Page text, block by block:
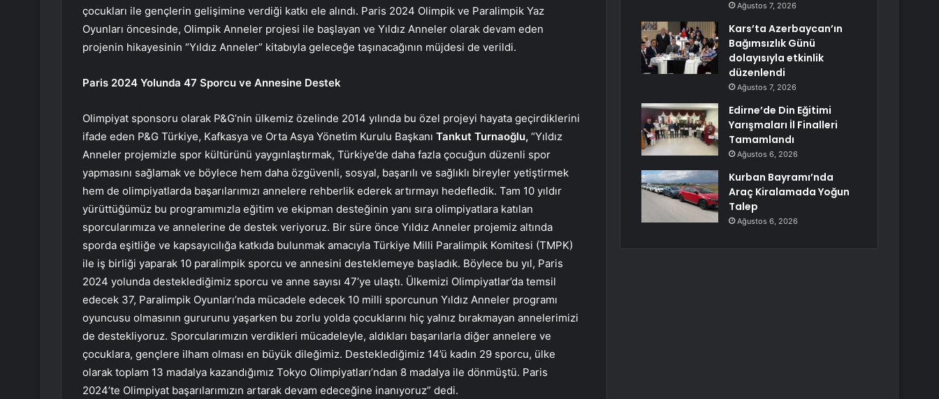
çocukları ile gençlerin gelişimine verdiği katkı ele alındı. Paris 2024 Olimpik ve Paralimpik Yaz
Oyunları öncesinde, Olimpik Anneler projesi ile başlayan ve Yıldız Anneler olarak devam eden
projenin hikayesinin “Yıldız Anneler” kitabıyla geleceğe taşınacağının müjdesi de verildi.
Paris 2024 Yolunda 47 Sporcu ve Annesine Destek
Olimpiyat sponsoru olarak P&G’nin ülkemiz özelinde 2014 yılında bu özel projeyi hayata geçirdiklerini
ifade eden P&G Türkiye, Kafkasya ve Orta Asya Yönetim Kurulu Başkanı Tankut Turnaoğlu, “Yıldız
Anneler projemizle spor kültürünü yaygınlaştırmak, Türkiye’de daha fazla çocuğun düzenli spor
yapmasını sağlamak ve böylece hem daha özgüvenli, sosyal, başarılı ve sağlıklı bireyler yetiştirmek
hem de olimpiyatlarda başarılarımızı annelere rehberlik ederek artırmayı hedefledik. Tam 10 yıldır
yürüttüğümüz bu programımızla eğitim ve ekipman desteğinin yanı sıra olimpiyatlara katılan
sporcularımıza ve annelerine de destek veriyoruz. Bir süre önce Yıldız Anneler projemiz altında
sporda eşitliğe ve kapsayıcılığa katkıda bulunmak amacıyla Türkiye Milli Paralimpik Komitesi (TMPK)
ile iş birliği yaparak 10 paralimpik sporcu ve annesini desteklemeye başladık. Böylece bu yıl, Paris
2024 yolunda desteklediğimiz sporcu ve anne sayısı 47’ye ulaştı. Ülkemizi Olimpiyatlar’da temsil
edecek 37, Paralimpik Oyunları’nda mücadele edecek 10 milli sporcunun Yıldız Anneler programı
oyuncusu olmasının gururunu yaşarken bu zorlu yolda çocuklarını hiç yalnız bırakmayan annelerimizi
de destekliyoruz. Sporcularımızın verdikleri mücadeleyle, aldıkları başarılarla diğer annelere ve
çocuklara, gençlere ilham olması en büyük dileğimiz. Desteklediğimiz 14’ü kadın 29 sporcu, ülke
olarak toplam 13 madalya kazandığımız Tokyo Olimpiyatları’ndan 8 madalya ile dönmüştü. Paris
2024’te Olimpiyat başarılarımızın artarak devam edeceğine inanıyoruz” dedi.
Ağustos 7, 2026
Kars’ta Azerbaycan’ın
Bağımsızlık Günü
dolayısıyla etkinlik
düzenlendi
Ağustos 7, 2026
Edirne’de Din Eğitimi
Yarışmaları İl Finalleri
Tamamlandı
Ağustos 6, 2026
Kurban Bayramı’nda
Araç Kiralamada Yoğun
Talep
Ağustos 6, 2026